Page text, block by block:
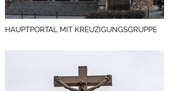
HAUPTPORTAL MIT KREUZIGUNGSGRUPPE